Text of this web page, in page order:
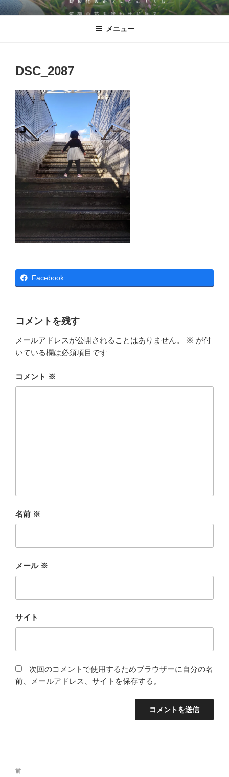
コ
ン
児童発達支援・放課後等デイサービ
発達に凸凹のある子どもたちが、野の花のように‶どこででも″ 笑顔の花
を咲かせられる。そんな施設を目指した逗子市にある児童発達支援・放
メニュー
DSC_2087
Facebook
コメントを残す
メールアドレスが公開されることはありません。 ※ が付
いている欄は必須項目です
コメント ※
名前 ※
メール ※
サイト
次回のコメントで使用するためブラウザーに自分の名
前、メールアドレス、サイトを保存する。
投
前
前